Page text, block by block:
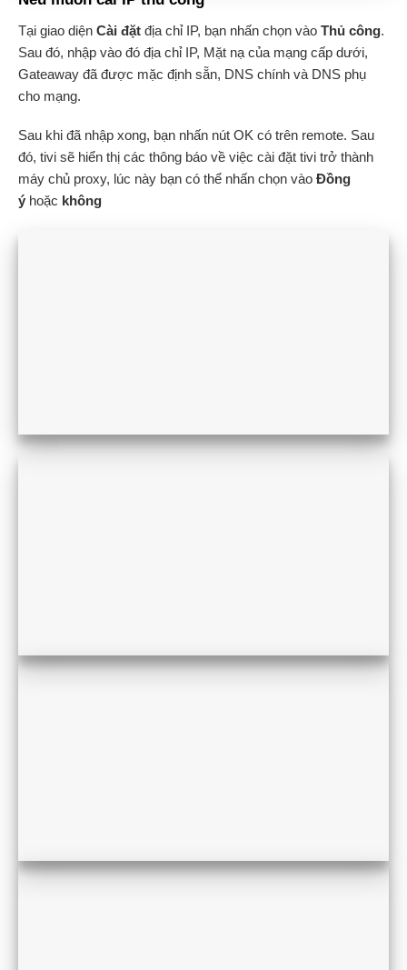
Tại giao diện Cài đặt địa chỉ IP, bạn nhấn chọn vào Thủ công.
Sau đó, nhập vào đó địa chỉ IP, Mặt nạ của mạng cấp dưới,
Gateaway đã được mặc định sẵn, DNS chính và DNS phụ
cho mạng.
Sau khi đã nhập xong, bạn nhấn nút OK có trên remote. Sau
đó, tivi sẽ hiển thị các thông báo về việc cài đặt tivi trở thành
máy chủ proxy, lúc này bạn có thể nhấn chọn vào Đồng
ý hoặc không